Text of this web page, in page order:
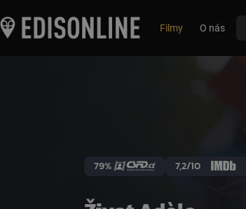
Filmy O nás
79% 7,2/10